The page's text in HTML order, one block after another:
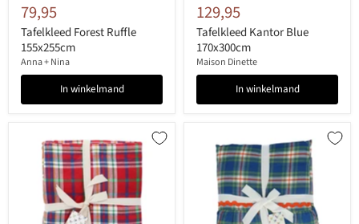
79,95
Tafelkleed Forest Ruffle
155x255cm
Anna + Nina
In winkelmand
129,95
Tafelkleed Kantor Blue
170x300cm
Maison Dinette
In winkelmand